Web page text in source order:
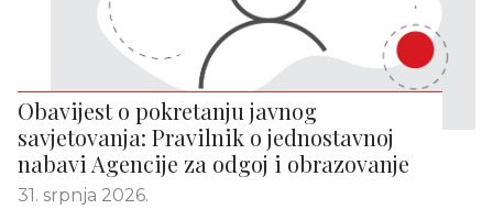
Obavijest o pokretanju javnog
savjetovanja: Pravilnik o jednostavnoj
nabavi Agencije za odgoj i obrazovanje
31. srpnja 2026.